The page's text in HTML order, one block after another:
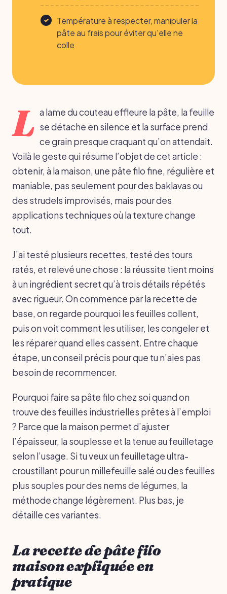
Température à respecter, manipuler la
pâte au frais pour éviter qu'elle ne
colle
L a lame du couteau effleure la pâte, la feuille
se détache en silence et la surface prend
ce grain presque craquant qu’on attendait.
Voilà le geste qui résume l’objet de cet article :
obtenir, à la maison, une pâte filo fine, régulière et
maniable, pas seulement pour des baklavas ou
des strudels improvisés, mais pour des
applications techniques où la texture change
tout.
J’ai testé plusieurs recettes, testé des tours
ratés, et relevé une chose : la réussite tient moins
à un ingrédient secret qu’à trois détails répétés
avec rigueur. On commence par la recette de
base, on regarde pourquoi les feuilles collent,
puis on voit comment les utiliser, les congeler et
les réparer quand elles cassent. Entre chaque
étape, un conseil précis pour que tu n’aies pas
besoin de recommencer.
Pourquoi faire sa pâte filo chez soi quand on
trouve des feuilles industrielles prêtes à l’emploi
? Parce que la maison permet d’ajuster
l’épaisseur, la souplesse et la tenue au feuilletage
selon l’usage. Si tu veux un feuilletage ultra-
croustillant pour un millefeuille salé ou des feuilles
plus souples pour des nems de légumes, la
méthode change légèrement. Plus bas, je
détaille ces variantes.
La recette de pâte filo
maison expliquée en
pratique